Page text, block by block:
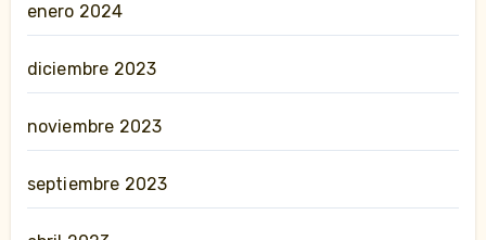
enero 2024
diciembre 2023
noviembre 2023
septiembre 2023